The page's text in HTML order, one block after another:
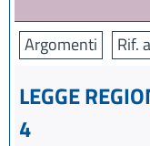
Argomenti Rif.
LEGGE
4